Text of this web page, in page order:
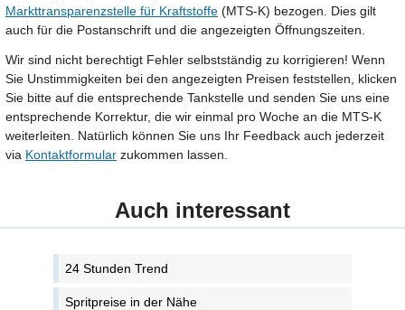
Markttransparenzstelle für Kraftstoffe (MTS-K) bezogen. Dies gilt
auch für die Postanschrift und die angezeigten Öffnungszeiten.
Wir sind nicht berechtigt Fehler selbstständig zu korrigieren! Wenn
Sie Unstimmigkeiten bei den angezeigten Preisen feststellen, klicken
Sie bitte auf die entsprechende Tankstelle und senden Sie uns eine
entsprechende Korrektur, die wir einmal pro Woche an die MTS-K
weiterleiten. Natürlich können Sie uns Ihr Feedback auch jederzeit
via Kontaktformular zukommen lassen.
Auch interessant
24 Stunden Trend
Spritpreise in der Nähe